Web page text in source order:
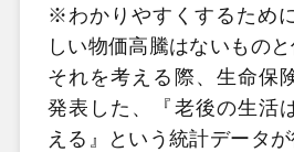
※わかりやすくするため
しい物価高騰はないものと
それを考える際、生命保
発表した、『老後の生活
える』という統計データが